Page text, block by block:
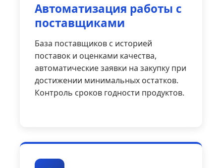
Автоматизация работы с
поставщиками
База поставщиков с историей
поставок и оценками качества,
автоматические заявки на закупку при
достижении минимальных остатков.
Контроль сроков годности продуктов.